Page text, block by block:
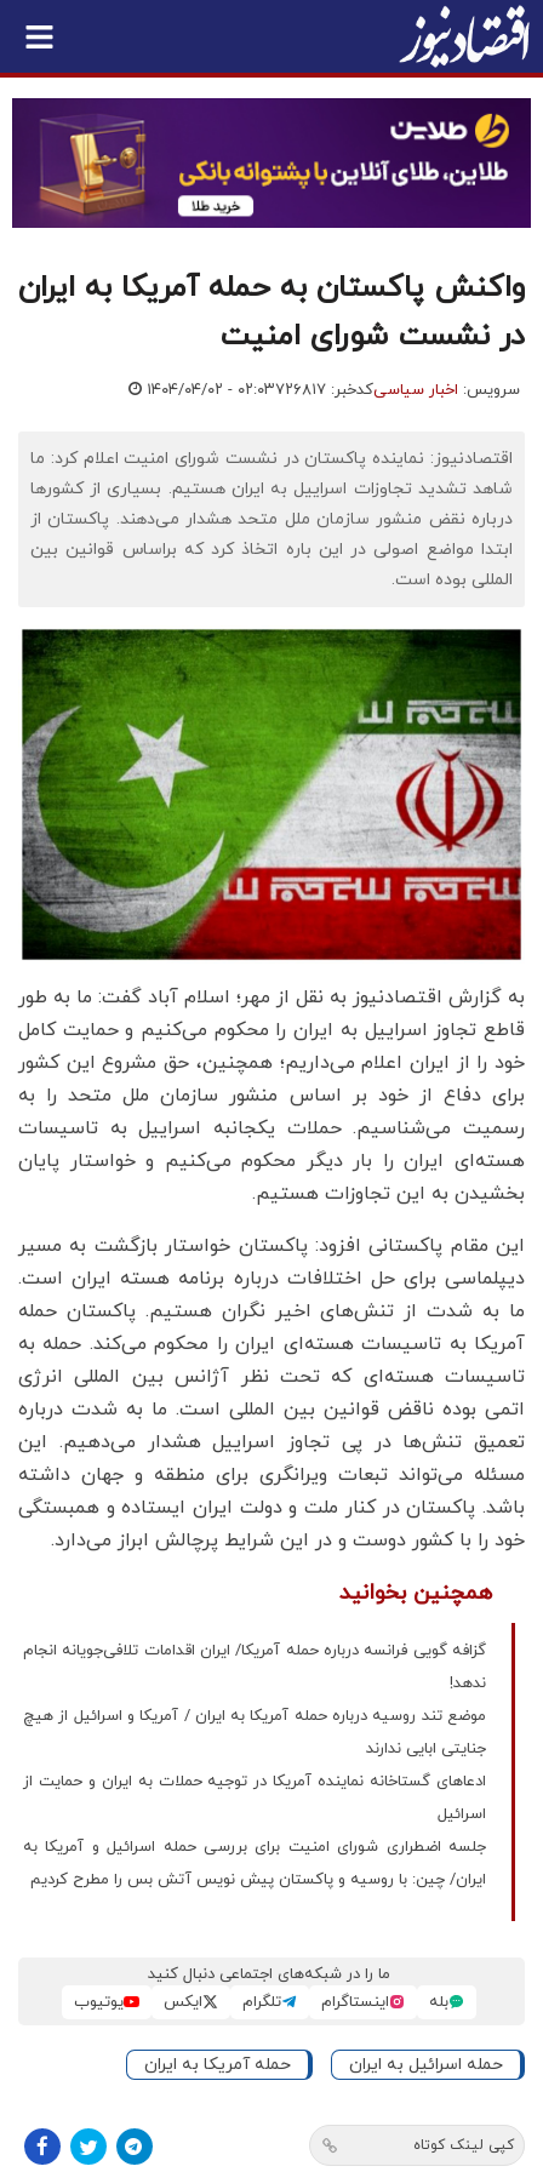
واکنش پاکستان به حمله آمریکا به ایران
در نشست شورای امنیت
سرویس: اخبار سیاسیکدخبر: ۷۲۶۸۱۷ ۱۴۰۴/۰۴/۰۲ - ۰۲:۰۳
اقتصادنیوز: نماینده پاکستان در نشست شورای امنیت اعلام کرد: ما
شاهد تشدید تجاوزات اسراییل به ایران هستیم. بسیاری از کشورها
درباره نقض منشور سازمان ملل متحد هشدار می‌دهند. پاکستان از
ابتدا مواضع اصولی در این باره اتخاذ کرد که براساس قوانین بین
المللی بوده است.
به گزارش اقتصادنیوز به نقل از مهر؛ اسلام آباد گفت: ما به طور
قاطع تجاوز اسراییل به ایران را محکوم می‌کنیم و حمایت کامل
خود را از ایران اعلام می‌داریم؛ همچنین، حق مشروع این کشور
برای دفاع از خود بر اساس منشور سازمان ملل متحد را به
رسمیت می‌شناسیم. حملات یکجانبه اسراییل به تاسیسات
هسته‌ای ایران را بار دیگر محکوم می‌کنیم و خواستار پایان
بخشیدن به این تجاوزات هستیم.
این مقام پاکستانی افزود: پاکستان خواستار بازگشت به مسیر
دیپلماسی برای حل اختلافات درباره برنامه هسته ایران است.
ما به شدت از تنش‌های اخیر نگران هستیم. پاکستان حمله
آمریکا به تاسیسات هسته‌ای ایران را محکوم می‌کند. حمله به
تاسیسات هسته‌ای که تحت نظر آژانس بین المللی انرژی
اتمی بوده ناقض قوانین بین المللی است. ما به شدت درباره
تعمیق تنش‌ها در پی تجاوز اسراییل هشدار می‌دهیم. این
مسئله می‌تواند تبعات ویرانگری برای منطقه و جهان داشته
باشد. پاکستان در کنار ملت و دولت ایران ایستاده و همبستگی
خود را با کشور دوست و در این شرایط پرچالش ابراز می‌دارد.
همچنین بخوانید
گزافه گویی فرانسه درباره حمله آمریکا/ ایران اقدامات تلافی‌جویانه انجام
ندهد!
موضع تند روسیه درباره حمله آمریکا به ایران / آمریکا و اسرائیل از هیچ
جنایتی ابایی ندارند
ادعاهای گستاخانه نماینده آمریکا در توجیه حملات به ایران و حمایت از
اسرائیل
جلسه اضطراری شورای امنیت برای بررسی حمله اسرائیل و آمریکا به
ایران/ چین: با روسیه و پاکستان پیش نویس آتش بس را مطرح کردیم
ما را در شبکه‌های اجتماعی دنبال کنید
بله
اینستاگرام تلگرام ایکس یوتیوب
حمله اسرائیل به ایران حمله آمریکا به ایران
کپی لینک کوتاه